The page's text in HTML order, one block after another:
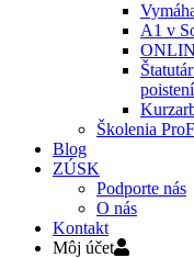
A1 v
poistení
Školenia
Blog
ZÚSK
Podporte nás
O nás
Kontakt
Môj účet